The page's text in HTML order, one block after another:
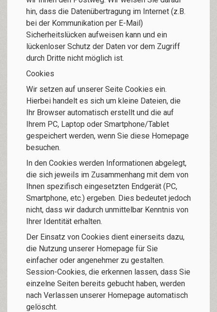
hin, dass die Datenübertragung im Internet (z.B.
bei der Kommunikation per E-Mail)
Sicherheitslücken aufweisen kann und ein
lückenloser Schutz der Daten vor dem Zugriff
durch Dritte nicht möglich ist.
Cookies
Wir setzen auf unserer Seite Cookies ein.
Hierbei handelt es sich um kleine Dateien, die
Ihr Browser automatisch erstellt und die auf
Ihrem PC, Laptop oder Smartphone/Tablet
gespeichert werden, wenn Sie diese Homepage
besuchen.
In den Cookies werden Informationen abgelegt,
die sich jeweils im Zusammenhang mit dem von
Ihnen spezifisch eingesetzten Endgerät (PC,
Smartphone, etc.) ergeben. Dies bedeutet jedoch
nicht, dass wir dadurch unmittelbar Kenntnis von
Ihrer Identität erhalten.
Der Einsatz von Cookies dient einerseits dazu,
die Nutzung unserer Homepage für Sie
einfacher oder angenehmer zu gestalten.
Session-Cookies, die erkennen lassen, dass Sie
einzelne Seiten bereits gebucht haben, werden
nach Verlassen unserer Homepage automatisch
gelöscht.